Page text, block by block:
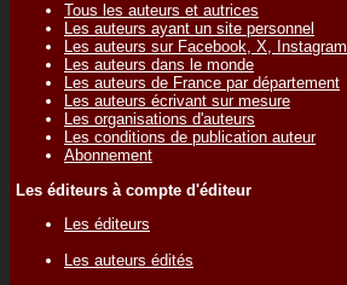
Tous les auteurs et autrices
Les auteurs ayant un site personnel
Les auteurs sur Facebook, X, Instagram
Les auteurs dans le monde
Les auteurs de France par département
Les auteurs écrivant sur mesure
Les organisations d'auteurs
Les conditions de publication auteur
Abonnement
Les éditeurs à compte d'éditeur
Les éditeurs
Les auteurs édités